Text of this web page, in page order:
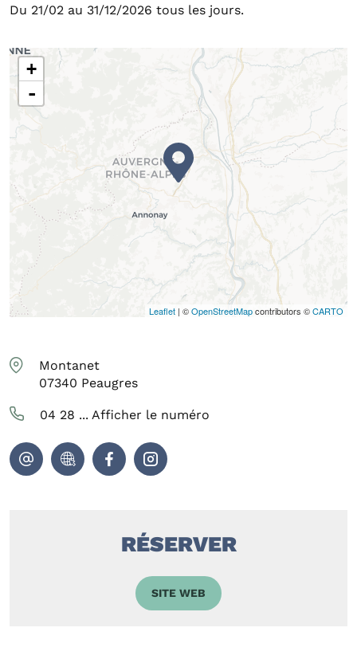
Du 21/02 au 31/12/2026 tous les jours.
+
-
Leaflet | ©OpenStreetMapcontributors ©CARTO
Montanet
07340 Peaugres
04 28 ... Afficher le numéro
RÉSERVER
SITE WEB